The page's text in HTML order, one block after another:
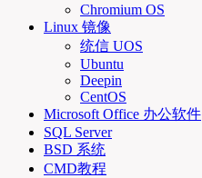
Chromium OS
Linux 镜像
统信 UOS
Ubuntu
Deepin
CentOS
Microsoft Office 办公软件
SQL Server
BSD 系统
CMD教程